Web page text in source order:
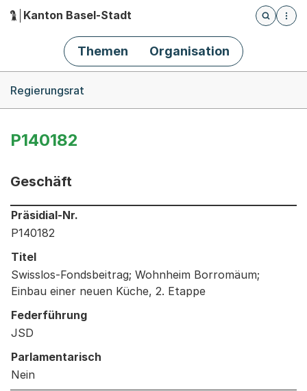
Hauptnavigation
Kanton Basel-Stadt
Öffnet
Themen Organisation
Regierungsrat
P140182
Geschäft
Informationen zum Ausgewählten Geschäft
Präsidial-Nr.
P140182
Titel
Swisslos-Fondsbeitrag; Wohnheim Borromäum;
Einbau einer neuen Küche, 2. Etappe
Federführung
JSD
Parlamentarisch
Nein